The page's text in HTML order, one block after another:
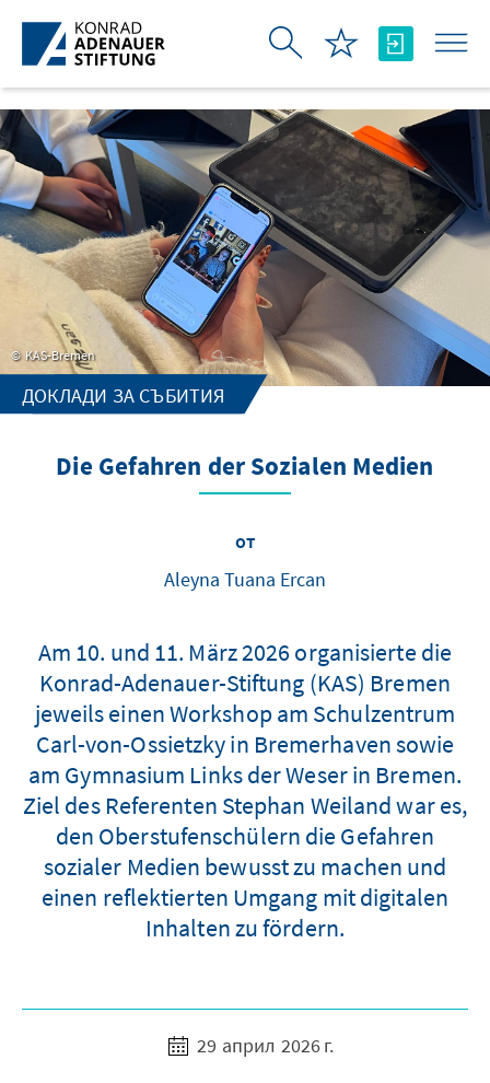
Skip to Main Content
KAS-Bremen
ДОКЛАДИ ЗА СЪБИТИЯ
Die Gefahren der Sozialen Medien
от
Aleyna Tuana Ercan
Am 10. und 11. März 2026 organisierte die
Konrad-Adenauer-Stiftung (KAS) Bremen
jeweils einen Workshop am Schulzentrum
Carl-von-Ossietzky in Bremerhaven sowie
am Gymnasium Links der Weser in Bremen.
Ziel des Referenten Stephan Weiland war es,
den Oberstufenschülern die Gefahren
sozialer Medien bewusst zu machen und
einen reflektierten Umgang mit digitalen
Inhalten zu fördern.
29 април 2026 г.